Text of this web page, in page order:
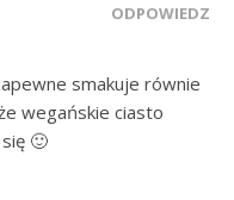
ODPOWIEDZ
smakuje równie
wegańskie ciasto
🙂